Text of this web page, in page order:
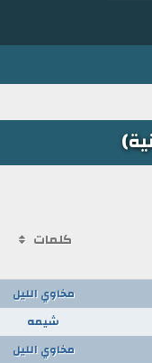
كلمات
مخاوي الليل
شيمه
مخاوي الليل